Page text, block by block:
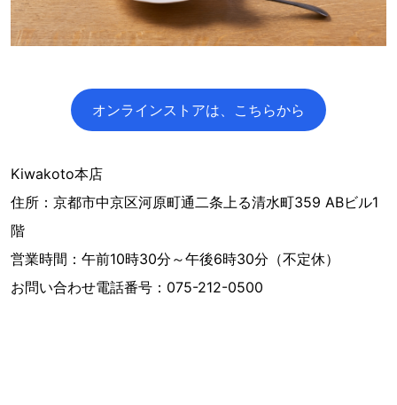
オンラインストアは、こちらから
Kiwakoto本店
住所：京都市中京区河原町通二条上る清水町359 ABビル1
階
営業時間：午前10時30分～午後6時30分（不定休）
お問い合わせ電話番号：075-212-0500